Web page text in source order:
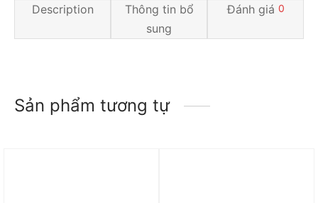
Description
Thông tin bổ
sung
Đánh giá 0
Sản phẩm tương tự